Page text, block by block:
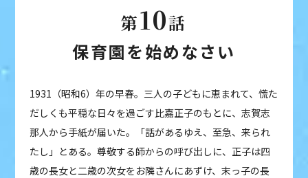
第10話
保育園を始めなさい
1931（昭和6）年の早春。三人の子どもに恵まれて、慌た
だしくも平穏な日々を過ごす比嘉正子のもとに、志賀志
那人から手紙が届いた。「話があるゆえ、至急、来られ
たし」とある。尊敬する師からの呼び出しに、正子は四
歳の長女と二歳の次女をお隣さんにあずけ、末っ子の長